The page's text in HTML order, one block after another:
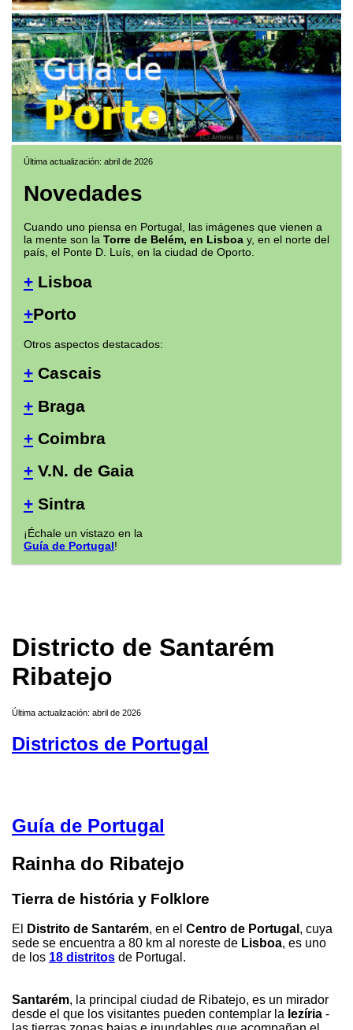
Última actualización: abril de 2026
Novedades
Cuando uno piensa en Portugal, las imágenes que vienen a
la mente son la Torre de Belém, en Lisboa y, en el norte del
país, el Ponte D. Luís, en la ciudad de Oporto.
+ Lisboa
+Porto
Otros aspectos destacados:
+ Cascais
+ Braga
+ Coimbra
+ V.N. de Gaia
+ Sintra
¡Échale un vistazo en la
Guía de Portugal!
Districto de Santarém
Ribatejo
Última actualización: abril de 2026
Districtos de Portugal
Guía de Portugal
Rainha do Ribatejo
Tierra de história y Folklore
El Distrito de Santarém, en el Centro de Portugal , cuya
sede se encuentra a 80 km al noreste de Lisboa, es uno
de los 18 distritos de Portugal.
Santarém, la principal ciudad de Ribatejo, es un mirador
desde el que los visitantes pueden contemplar la lezíria -